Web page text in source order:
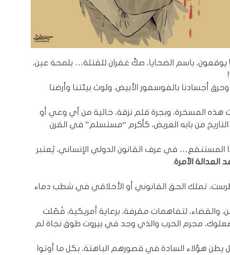
باسم الضحايا، صكَّ غفران للقتلة… بلمحة عين،
أجسادنا بالفوسفور الأبيض، ولوث بيئتنا وأرضنا
هذه المسخرة، وبجرة قلم نزقة، خالية من أي وعي أو
من بابه العريض، كأكرم “مستسلم” في القرن
المستنقع… في عرف القانون الدولي الإنساني، يُعتبر
العدالة الآمرة.
تملك الحق القانوني أو الأخلاقي في شطب دماء
والقضاء، لتفاهمات مقرفة، برعاية أمريكية، فُصّلت
مجرم الحرب والذي وجد في بيروت طوق نجاة لم
يظن هؤلاء السادة في قصورهم الباهتة، بكل ما أوتوا